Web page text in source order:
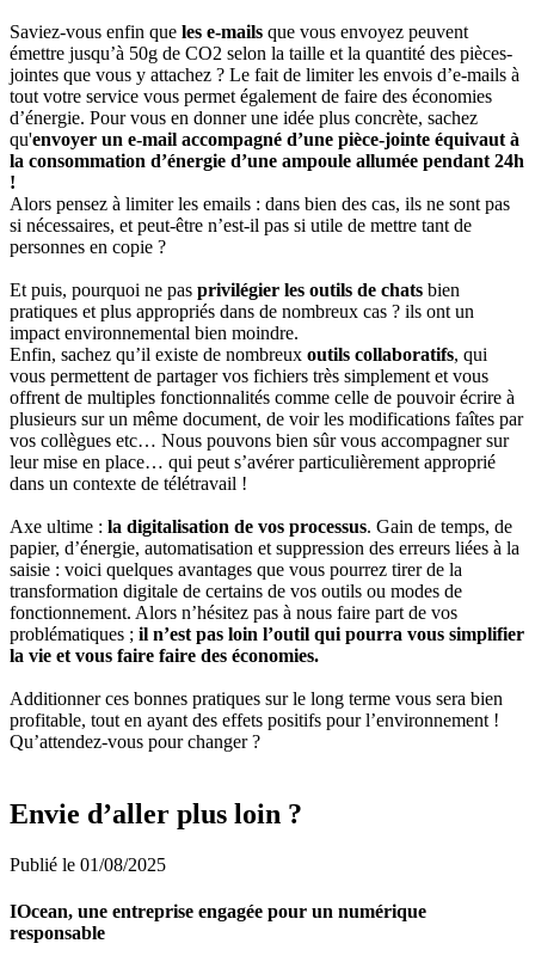
Saviez-vous enfin que les e-mails que vous envoyez peuvent
émettre jusqu’à 50g de CO2 selon la taille et la quantité des pièces-
jointes que vous y attachez ? Le fait de limiter les envois d’e-mails à
tout votre service vous permet également de faire des économies
d’énergie. Pour vous en donner une idée plus concrète, sachez
qu'envoyer un e-mail accompagné d’une pièce-jointe équivaut à
la consommation d’énergie d’une ampoule allumée pendant 24h
!
Alors pensez à limiter les emails : dans bien des cas, ils ne sont pas
si nécessaires, et peut-être n’est-il pas si utile de mettre tant de
personnes en copie ?
Et puis, pourquoi ne pas privilégier les outils de chats bien
pratiques et plus appropriés dans de nombreux cas ? ils ont un
impact environnemental bien moindre.
Enfin, sachez qu’il existe de nombreux outils collaboratifs, qui
vous permettent de partager vos fichiers très simplement et vous
offrent de multiples fonctionnalités comme celle de pouvoir écrire à
plusieurs sur un même document, de voir les modifications faîtes par
vos collègues etc… Nous pouvons bien sûr vous accompagner sur
leur mise en place… qui peut s’avérer particulièrement approprié
dans un contexte de télétravail !
Axe ultime : la digitalisation de vos processus. Gain de temps, de
papier, d’énergie, automatisation et suppression des erreurs liées à la
saisie : voici quelques avantages que vous pourrez tirer de la
transformation digitale de certains de vos outils ou modes de
fonctionnement. Alors n’hésitez pas à nous faire part de vos
problématiques ; il n’est pas loin l’outil qui pourra vous simplifier
la vie et vous faire faire des économies.
Additionner ces bonnes pratiques sur le long terme vous sera bien
profitable, tout en ayant des effets positifs pour l’environnement !
Qu’attendez-vous pour changer ?
Envie d’aller plus loin ?
Publié le 01/08/2025
IOcean, une entreprise engagée pour un numérique
responsable